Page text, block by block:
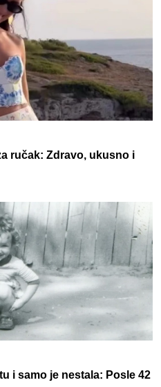
ručak: Zdravo, ukusno i
i samo je nestala: Posle 42